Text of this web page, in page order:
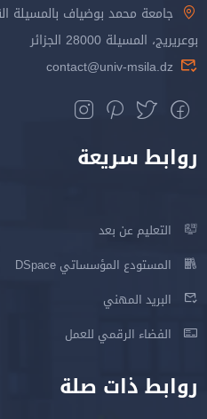
جامعة محمد بوضياف بالمسيلة
بوعريريج، المسيلة 28000 الجزائر
contact@univ-msila.dz
روابط سريعة
التعليم عن بعد
المستودع المؤسساتي DSpace
البريد المهني
الفضاء الرقمي للعمل
روابط ذات صلة